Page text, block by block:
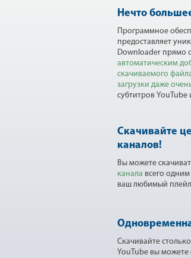
Нечто
Программное
предоставляет
Downloader прямо
автоматическим
скачиваемого
загрузки даже
субтитров
Скачивайте
каналов!
Вы можете
канала всего
ваш любимый
Скачивайте
YouTube вы можете